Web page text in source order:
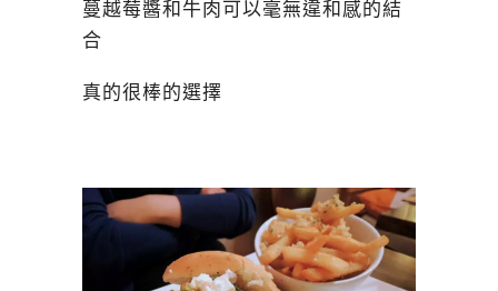
蔓越莓醬和牛肉可以毫無違和感的結
合
真的很棒的選擇